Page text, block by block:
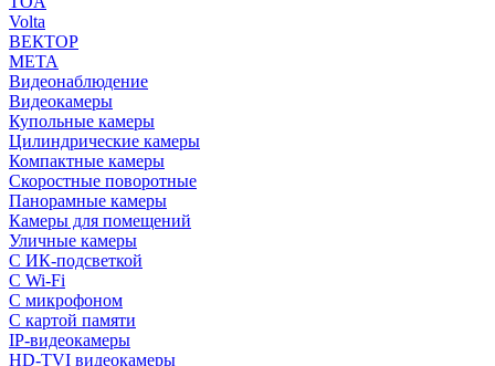
Volta
ВЕКТОР
МЕТА
Видеонаблюдение
Видеокамеры
Купольные камеры
Цилиндрические камеры
Компактные камеры
Скоростные поворотные
Панорамные камеры
Камеры для помещений
Уличные камеры
С ИК-подсветкой
С Wi-Fi
С микрофоном
С картой памяти
IP-видеокамеры
HD-TVI видеокамеры